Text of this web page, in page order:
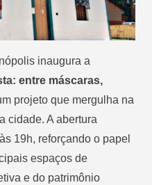
inaugura a
entre máscaras,
projeto que mergulha na
cidade. A abertura
19h, reforçando o papel
espaços de
e do patrimônio